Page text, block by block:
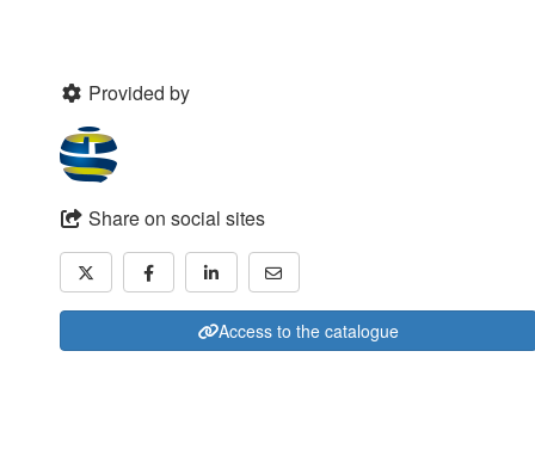
Provided by
Share on social sites
Access to the catalogue